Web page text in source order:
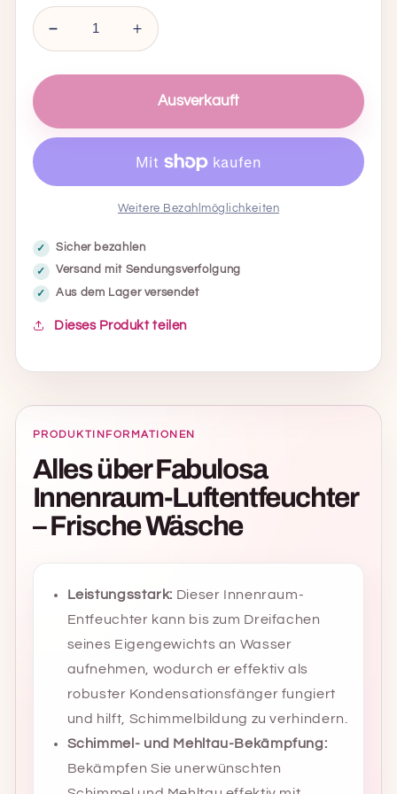
Anzahl
für
Fabulosa
–
Anzahl
für
Fabulosa
Innenraum-
–
Frische
Wäsche
Ausverkauft
Weitere Bezahlmöglichkeiten
Sicher bezahlen
Versand mit Sendungsverfolgung
Aus dem Lager versendet
Dieses Produkt teilen
PRODUKTINFORMATIONEN
Alles über Fabulosa
Innenraum-Luftentfeuchter
– Frische Wäsche
Leistungsstark: Dieser Innenraum-
Entfeuchter kann bis zum Dreifachen
seines Eigengewichts an Wasser
aufnehmen, wodurch er effektiv als
robuster Kondensationsfänger fungiert
und hilft, Schimmelbildung zu verhindern.
Schimmel- und Mehltau-Bekämpfung:
Bekämpfen Sie unerwünschten